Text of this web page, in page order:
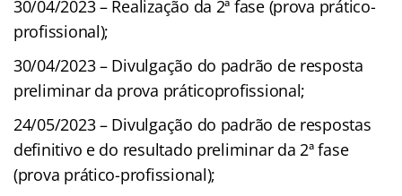
30/04/2023 – Realização da 2ª fase (prova prático-
profissional);
30/04/2023 – Divulgação do padrão de resposta
preliminar da prova práticoprofissional;
24/05/2023 – Divulgação do padrão de respostas
definitivo e do resultado preliminar da 2ª fase
(prova prático-profissional);